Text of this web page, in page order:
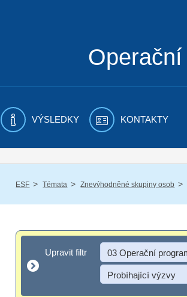
VÝSLEDKY KONTAKTY
ESF / Témata / Znevýhodněné skupiny osob /
Upravit filtr
Upravit filtr 03 Operační
Probíhající výzvy